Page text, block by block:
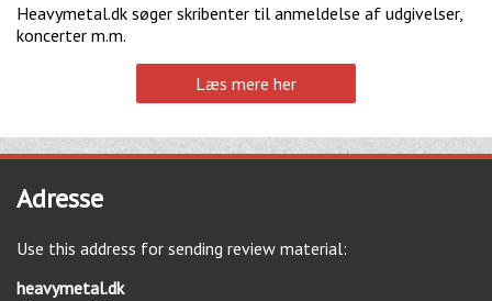
Heavymetal.dk søger skribenter til anmeldelse af udgivelser,
koncerter m.m.
Læs mere her
Adresse
Use this address for sending review material:
heavymetal.dk